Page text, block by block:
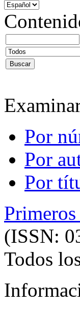
Por
Por
Por
(ISSN:
Todos